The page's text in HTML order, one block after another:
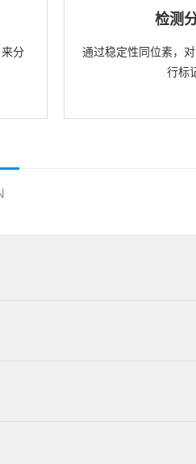
分
检测
通过稳定性同位素，
行标